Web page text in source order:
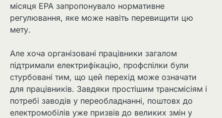
місяця EPA запропонувало нормативне
регулювання, яке може навіть перевищити цю
мету.
Але хоча організовані працівники загалом
підтримали електрифікацію, профспілки були
стурбовані тим, що цей перехід може означати
для працівників. Завдяки простішим трансмісіям і
потребі заводів у переобладнанні, поштовх до
електромобілів уже призвів до великих змін у